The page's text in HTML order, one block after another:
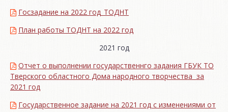
Госзадание на 2022 год_ТОДНТ
План работы ТОДНТ на 2022 год
2021 год
Отчет о выполнении государственнго задания ГБУК ТО
Тверского областного Дома народного творчества за
2021 год
Государственное задание на 2021 год с изменениями от